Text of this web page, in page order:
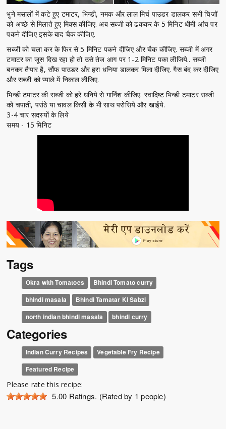
भुने मसालों में कटे हुए टमाटर, भिन्डी, नमक और लाल मिर्च पाउडर डालकर सभी चिजों
को अच्छे से मिलाते हुए मिक्स कीजिए. अब सब्जी को ढककर के 5 मिनिट धीमी आंच पर
पकने दीजिए इसके बाद चैक कीजिए.
सब्जी को चला कर के फिर से 5 मिनिट पकने दीजिए और चैक कीजिए. सब्जी में अगर
टमाटर का जूस दिख रहा हो तो उसे तेज आग पर 1-2 मिनिट पका लीजिये.. सब्जी
बनकर तैयार है, सौंफ पाउडर और हरा धनिया डालकर मिला दीजिए. गैस बंद कर दीजिए
और सब्जी को प्याले में निकाल लीजिए.
भिन्डी टमाटर की सब्जी को हरे धनिये से गार्निश कीजिए. स्वादिष्ट भिन्डी टमाटर सब्जी
को चपाती, परांठे या चावल किसी के भी साथ परोसिये और खाईये.
3-4 चार सदस्यों के लिये
समय - 15 मिनिट
Tags
Okra with Tomatoes
Bhindi Tomato curry
bhindi masala
Bhindi Tamatar Ki Sabzi
north indian bhindi masala
bhindi curry
Categories
Indian Curry Recipes
Vegetable Fry Recipe
Featured Recipe
Please rate this recipe:
5.00 Ratings. (Rated by 1 people)